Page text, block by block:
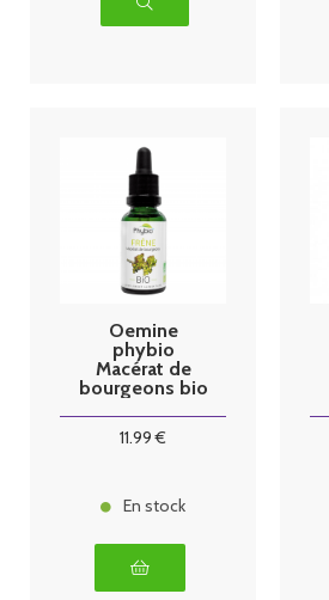
Oemine
phybio
Macérat de
bourgeons bio
11.99 €
En stock